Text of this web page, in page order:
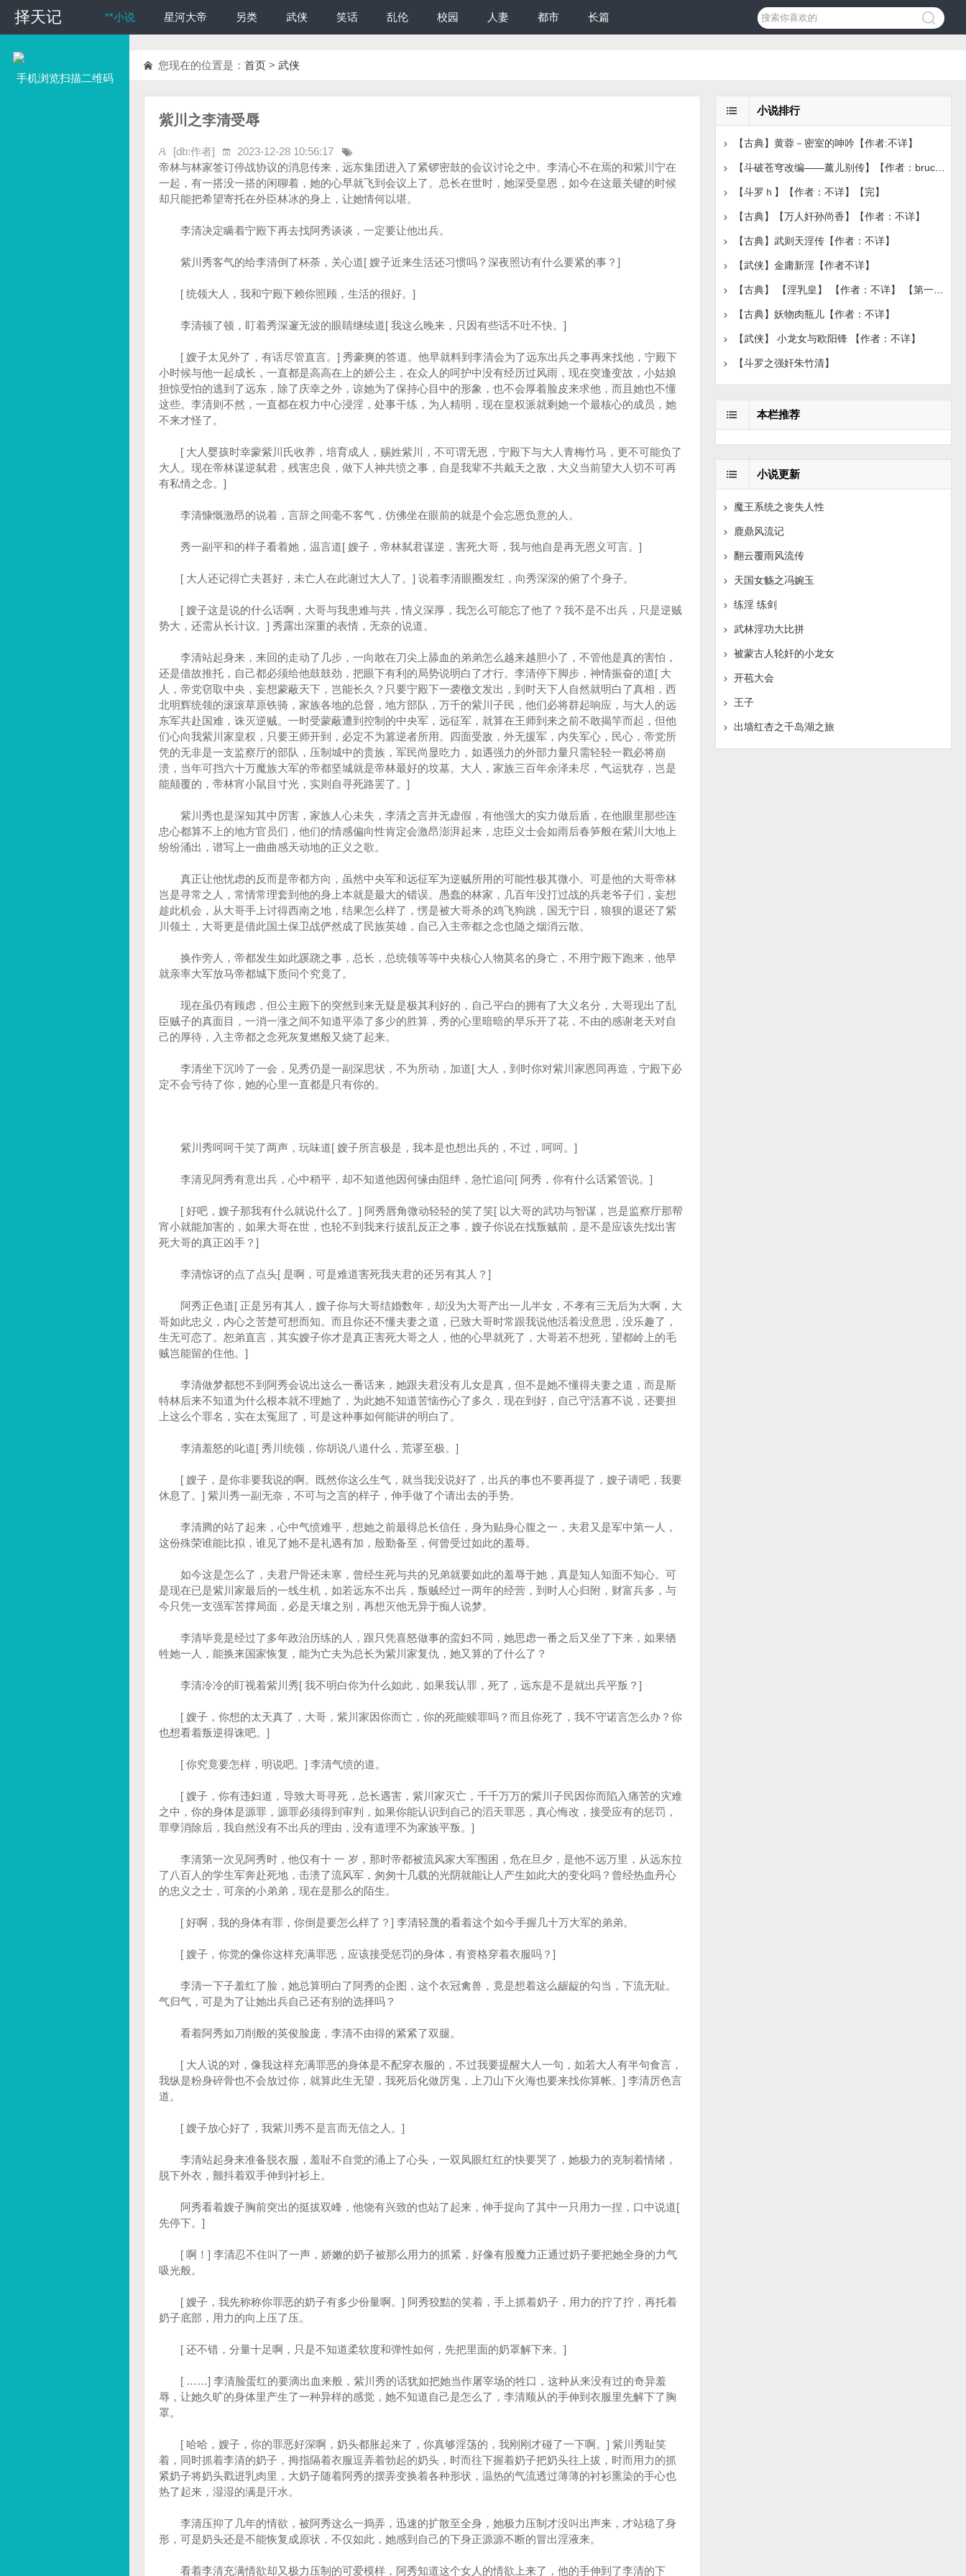
择天记
择天记 **小说 星河大帝 另类 武侠 笑话 乱伦 校园 人妻 都市 长篇
手机浏览扫描二维码
您现在的位置是： 首页 > 武侠
紫川之李清受辱
[db:作者]
2023-12-28 10:56:17
帝林与林家签订停战协议的消息传来，远东集团进入了紧锣密鼓的会议讨论之中。李清心不在焉的和紫川宁在
一起，有一搭没一搭的闲聊着，她的心早就飞到会议上了。总长在世时，她深受皇恩，如今在这最关键的时候
却只能把希望寄托在外臣林冰的身上，让她情何以堪。
李清决定瞒着宁殿下再去找阿秀谈谈，一定要让他出兵。
紫川秀客气的给李清倒了杯荼，关心道[ 嫂子近来生活还习惯吗？深夜照访有什么要紧的事？]
[ 统领大人，我和宁殿下赖你照顾，生活的很好。]
李清顿了顿，盯着秀深邃无波的眼睛继续道[ 我这么晚来，只因有些话不吐不快。]
[ 嫂子太见外了，有话尽管直言。] 秀豪爽的答道。他早就料到李清会为了远东出兵之事再来找他，宁殿下
小时候与他一起成长，一直都是高高在上的娇公主，在众人的呵护中没有经历过风雨，现在突逢变故，小姑娘
担惊受怕的逃到了远东，除了庆幸之外，谅她为了保持心目中的形象，也不会厚着脸皮来求他，而且她也不懂
这些。李清则不然，一直都在权力中心浸淫，处事干练，为人精明，现在皇权派就剩她一个最核心的成员，她
不来才怪了。
[ 大人婴孩时幸蒙紫川氏收养，培育成人，赐姓紫川，不可谓无恩，宁殿下与大人青梅竹马，更不可能负了
大人。现在帝林谋逆弑君，残害忠良，做下人神共愤之事，自是我辈不共戴天之敌，大义当前望大人切不可再
有私情之念。]
李清慷慨激昂的说着，言辞之间毫不客气，仿佛坐在眼前的就是个会忘恩负意的人。
秀一副平和的样子看着她，温言道[ 嫂子，帝林弑君谋逆，害死大哥，我与他自是再无恩义可言。]
[ 大人还记得亡夫甚好，未亡人在此谢过大人了。] 说着李清眼圈发红，向秀深深的俯了个身子。
[ 嫂子这是说的什么话啊，大哥与我患难与共，情义深厚，我怎么可能忘了他了？我不是不出兵，只是逆贼
势大，还需从长计议。] 秀露出深重的表情，无奈的说道。
李清站起身来，来回的走动了几步，一向敢在刀尖上舔血的弟弟怎么越来越胆小了，不管他是真的害怕，
还是借故推托，自己都必须给他鼓鼓劲，把眼下有利的局势说明白了才行。李清停下脚步，神情振奋的道[ 大
人，帝党窃取中央，妄想蒙蔽天下，岂能长久？只要宁殿下一袭檄文发出，到时天下人自然就明白了真相，西
北明辉统领的滚滚草原铁骑，家族各地的总督，地方部队，万千的紫川子民，他们必将群起响应，与大人的远
东军共赴国难，诛灭逆贼。一时受蒙蔽遭到控制的中央军，远征军，就算在王师到来之前不敢揭竿而起，但他
们心向我紫川家皇权，只要王师开到，必定不为篡逆者所用。四面受敌，外无援军，内失军心，民心，帝党所
凭的无非是一支监察厅的部队，压制城中的贵族，军民尚显吃力，如遇强力的外部力量只需轻轻一戳必将崩
溃，当年可挡六十万魔族大军的帝都坚城就是帝林最好的坟墓。大人，家族三百年余泽未尽，气运犹存，岂是
能颠覆的，帝林宵小鼠目寸光，实则自寻死路罢了。]
紫川秀也是深知其中厉害，家族人心未失，李清之言并无虚假，有他强大的实力做后盾，在他眼里那些连
忠心都算不上的地方官员们，他们的情感偏向性肯定会激昂澎湃起来，忠臣义士会如雨后春笋般在紫川大地上
纷纷涌出，谱写上一曲曲感天动地的正义之歌。
真正让他忧虑的反而是帝都方向，虽然中央军和远征军为逆贼所用的可能性极其微小。可是他的大哥帝林
岂是寻常之人，常情常理套到他的身上本就是最大的错误。愚蠢的林家，几百年没打过战的兵老爷子们，妄想
趁此机会，从大哥手上讨得西南之地，结果怎么样了，愣是被大哥杀的鸡飞狗跳，国无宁日，狼狈的退还了紫
川领土，大哥更是借此国土保卫战俨然成了民族英雄，自己入主帝都之念也随之烟消云散。
换作旁人，帝都发生如此蹊跷之事，总长，总统领等等中央核心人物莫名的身亡，不用宁殿下跑来，他早
就亲率大军放马帝都城下质问个究竟了。
现在虽仍有顾虑，但公主殿下的突然到来无疑是极其利好的，自己平白的拥有了大义名分，大哥现出了乱
臣贼子的真面目，一消一涨之间不知道平添了多少的胜算，秀的心里暗暗的早乐开了花，不由的感谢老天对自
己的厚待，入主帝都之念死灰复燃般又烧了起来。
李清坐下沉吟了一会，见秀仍是一副深思状，不为所动，加道[ 大人，到时你对紫川家恩同再造，宁殿下必
定不会亏待了你，她的心里一直都是只有你的。
紫川秀呵呵干笑了两声，玩味道[ 嫂子所言极是，我本是也想出兵的，不过，呵呵。]
李清见阿秀有意出兵，心中稍平，却不知道他因何缘由阻绊，急忙追问[ 阿秀，你有什么话紧管说。]
[ 好吧，嫂子那我有什么就说什么了。] 阿秀唇角微动轻轻的笑了笑[ 以大哥的武功与智谋，岂是监察厅那帮
宵小就能加害的，如果大哥在世，也轮不到我来行拔乱反正之事，嫂子你说在找叛贼前，是不是应该先找出害
死大哥的真正凶手？]
李清惊讶的点了点头[ 是啊，可是难道害死我夫君的还另有其人？]
阿秀正色道[ 正是另有其人，嫂子你与大哥结婚数年，却没为大哥产出一儿半女，不孝有三无后为大啊，大
哥如此忠义，内心之苦楚可想而知。而且你还不懂夫妻之道，已致大哥时常跟我说他活着没意思，没乐趣了，
生无可恋了。恕弟直言，其实嫂子你才是真正害死大哥之人，他的心早就死了，大哥若不想死，望都岭上的毛
贼岂能留的住他。]
李清做梦都想不到阿秀会说出这么一番话来，她跟夫君没有儿女是真，但不是她不懂得夫妻之道，而是斯
特林后来不知道为什么根本就不理她了，为此她不知道苦恼伤心了多久，现在到好，自己守活寡不说，还要担
上这么个罪名，实在太冤屈了，可是这种事如何能讲的明白了。
李清羞怒的叱道[ 秀川统领，你胡说八道什么，荒谬至极。]
[ 嫂子，是你非要我说的啊。既然你这么生气，就当我没说好了，出兵的事也不要再提了，嫂子请吧，我要
休息了。] 紫川秀一副无奈，不可与之言的样子，伸手做了个请出去的手势。
李清腾的站了起来，心中气愤难平，想她之前最得总长信任，身为贴身心腹之一，夫君又是军中第一人，
这份殊荣谁能比拟，谁见了她不是礼遇有加，殷勤备至，何曾受过如此的羞辱。
如今这是怎么了，夫君尸骨还未寒，曾经生死与共的兄弟就要如此的羞辱于她，真是知人知面不知心。可
是现在已是紫川家最后的一线生机，如若远东不出兵，叛贼经过一两年的经营，到时人心归附，财富兵多，与
今只凭一支强军苦撑局面，必是天壤之别，再想灭他无异于痴人说梦。
李清毕竟是经过了多年政治历练的人，跟只凭喜怒做事的蛮妇不同，她思虑一番之后又坐了下来，如果牺
牲她一人，能换来国家恢复，能为亡夫为总长为紫川家复仇，她又算的了什么了？
李清冷冷的盯视着紫川秀[ 我不明白你为什么如此，如果我认罪，死了，远东是不是就出兵平叛？]
[ 嫂子，你想的太天真了，大哥，紫川家因你而亡，你的死能赎罪吗？而且你死了，我不守诺言怎么办？你
也想看着叛逆得诛吧。]
[ 你究竟要怎样，明说吧。] 李清气愤的道。
[ 嫂子，你有违妇道，导致大哥寻死，总长遇害，紫川家灭亡，千千万万的紫川子民因你而陷入痛苦的灾难
之中，你的身体是源罪，源罪必须得到审判，如果你能认识到自己的滔天罪恶，真心悔改，接受应有的惩罚，
罪孽消除后，我自然没有不出兵的理由，没有道理不为家族平叛。]
李清第一次见阿秀时，他仅有十 一 岁，那时帝都被流风家大军围困，危在旦夕，是他不远万里，从远东拉
了八百人的学生军奔赴死地，击溃了流风军，匆匆十几载的光阴就能让人产生如此大的变化吗？曾经热血丹心
的忠义之士，可亲的小弟弟，现在是那么的陌生。
[ 好啊，我的身体有罪，你倒是要怎么样了？] 李清轻蔑的看着这个如今手握几十万大军的弟弟。
[ 嫂子，你觉的像你这样充满罪恶，应该接受惩罚的身体，有资格穿着衣服吗？]
李清一下子羞红了脸，她总算明白了阿秀的企图，这个衣冠禽兽，竟是想着这么龌龊的勾当，下流无耻。
气归气，可是为了让她出兵自己还有别的选择吗？
看着阿秀如刀削般的英俊脸庞，李清不由得的紧紧了双腿。
[ 大人说的对，像我这样充满罪恶的身体是不配穿衣服的，不过我要提醒大人一句，如若大人有半句食言，
我纵是粉身碎骨也不会放过你，就算此生无望，我死后化做厉鬼，上刀山下火海也要来找你算帐。] 李清厉色言
道。
[ 嫂子放心好了，我紫川秀不是言而无信之人。]
李清站起身来准备脱衣服，羞耻不自觉的涌上了心头，一双凤眼红红的快要哭了，她极力的克制着情绪，
脱下外衣，颤抖着双手伸到衬衫上。
阿秀看着嫂子胸前突出的挺拔双峰，他饶有兴致的也站了起来，伸手捉向了其中一只用力一捏，口中说道[
先停下。]
[ 啊！] 李清忍不住叫了一声，娇嫩的奶子被那么用力的抓紧，好像有股魔力正通过奶子要把她全身的力气
吸光般。
[ 嫂子，我先称称你罪恶的奶子有多少份量啊。] 阿秀狡黠的笑着，手上抓着奶子，用力的拧了拧，再托着
奶子底部，用力的向上压了压。
[ 还不错，分量十足啊，只是不知道柔软度和弹性如何，先把里面的奶罩解下来。]
[ ……] 李清脸蛋红的要滴出血来般，紫川秀的话犹如把她当作屠宰场的牲口，这种从来没有过的奇异羞
辱，让她久旷的身体里产生了一种异样的感觉，她不知道自己是怎么了，李清顺从的手伸到衣服里先解下了胸
罩。
[ 哈哈，嫂子，你的罪恶好深啊，奶头都胀起来了，你真够淫荡的，我刚刚才碰了一下啊。] 紫川秀耻笑
着，同时抓着李清的奶子，拇指隔着衣服逗弄着勃起的奶头，时而往下握着奶子把奶头往上拔，时而用力的抓
紧奶子将奶头戳进乳肉里，大奶子随着阿秀的摆弄变换着各种形状，温热的气流透过薄薄的衬衫熏染的手心也
热了起来，湿湿的满是汗水。
李清压抑了几年的情欲，被阿秀这么一捣弄，迅速的扩散至全身，她极力压制才没叫出声来，才站稳了身
形，可是奶头还是不能恢复成原状，不仅如此，她感到自己的下身正源源不断的冒出淫液来。
看着李清充满情欲却又极力压制的可爱模样，阿秀知道这个女人的情欲上来了，他的手伸到了李清的下
小说排行
【古典】黄蓉－密室的呻吟【作者:不详】
【斗破苍穹改编——薰儿别传】【作者：bruce1986】【完
【斗罗ｈ】【作者：不详】【完】
【古典】【万人奸孙尚香】【作者：不详】
【古典】武则天淫传【作者：不详】
【武侠】金庸新淫【作者不详】
【古典】 【淫乳皇】 【作者：不详】 【第一章节】
【古典】妖物肉瓶儿【作者：不详】
【武侠】 小龙女与欧阳锋 【作者：不详】
【斗罗之强奸朱竹清】
本栏推荐
小说更新
魔王系统之丧失人性
鹿鼎风流记
翻云覆雨风流传
天国女觞之冯婉玉
练淫 练剑
武林淫功大比拼
被蒙古人轮奸的小龙女
开苞大会
王子
出墙红杏之千岛湖之旅